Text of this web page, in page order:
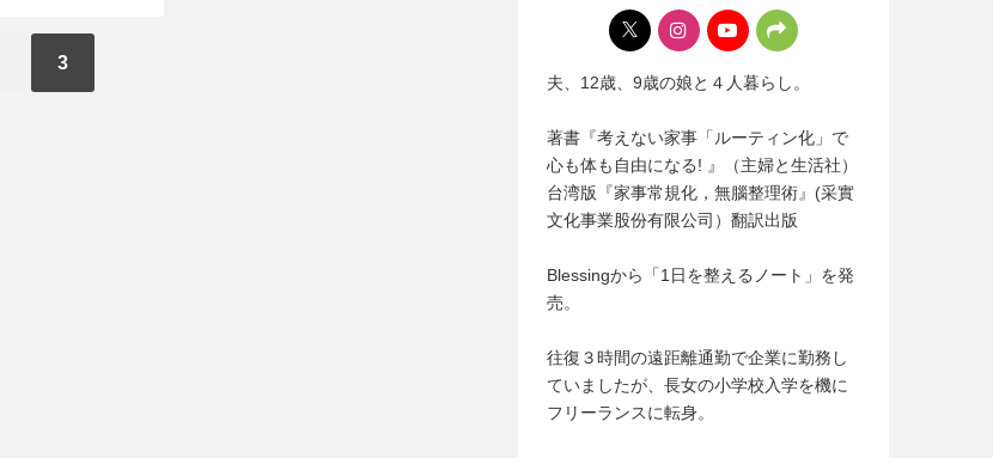
3
夫、12歳、9歳の娘と４人暮らし。
著書『考えない家事「ルーティン化」で
心も体も自由になる! 』（主婦と生活社）
台湾版『家事常規化，無腦整理術』(采實
文化事業股份有限公司）翻訳出版
Blessingから「1日を整えるノート」を発
売。
往復３時間の遠距離通勤で企業に勤務し
ていましたが、長女の小学校入学を機に
フリーランスに転身。